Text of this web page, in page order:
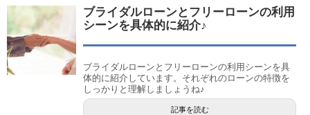
ブライダルローンとフリーローンの利用
シーンを具体的に紹介♪
ブライダルローンとフリーローンの利用シーンを具
体的に紹介しています。それぞれのローンの特徴を
しっかりと理解しましょうね♪
記事を読む